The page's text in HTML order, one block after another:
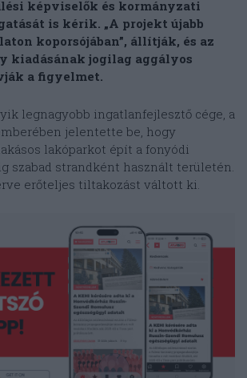
képviselők és kormányzati
is kérik. „A projekt újabb
koporsójában”, állítják, és az
kiadásának jogilag aggályos
a figyelmet.
legnagyobb ingatlanfejlesztő cége, a
jelentette be, hogy
lakóparkot épít a fonyódi
szabad strandként használt területén.
erőteljes tiltakozást váltott ki.